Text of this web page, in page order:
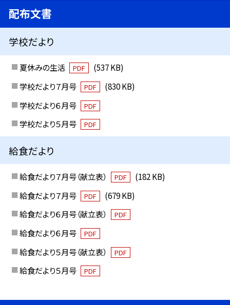
配布文書
学校だより
夏休みの生活 PDF
(537 KB)
学校だより７月号
PDF
(830 KB)
学校だより６月号
PDF
学校だより５月号 PDF
給食だより
給食だより７月号（献立表） PDF
(182 KB)
給食だより７月号
PDF
(679 KB)
給食だより６月号（献立表）
PDF
給食だより６月号 PDF
給食だより５月号（献立表） PDF
給食だより５月号 PDF